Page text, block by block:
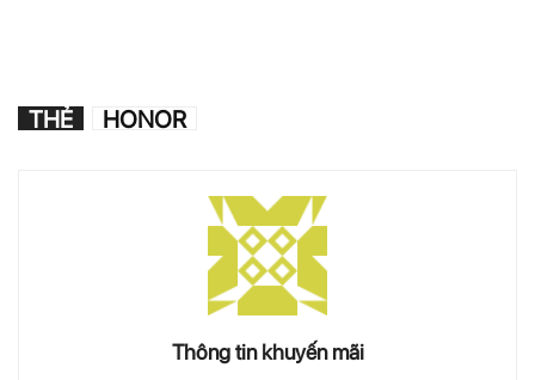
THẺ HONOR
Thông tin khuyến mãi